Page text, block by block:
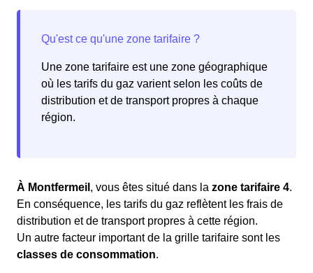
Une zone tarifaire est une zone géographique
où les tarifs du gaz varient selon les coûts de
distribution et de transport propres à chaque
région.
À Montfermeil , vous êtes situé dans la zone tarifaire 4.
En conséquence, les tarifs du gaz reflètent les frais de
distribution et de transport propres à cette région.
Un autre facteur important de la grille tarifaire sont les
classes de consommation.